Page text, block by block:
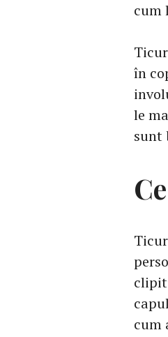
cum
în
le
sunt
cum